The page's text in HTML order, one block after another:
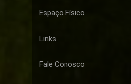
Espaço Físico
Links
Fale Conosco